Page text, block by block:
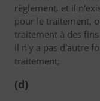
règlement, et il
pour le traitement,
traitement à des
il n'y a pas d'autre
traitement;
(d)